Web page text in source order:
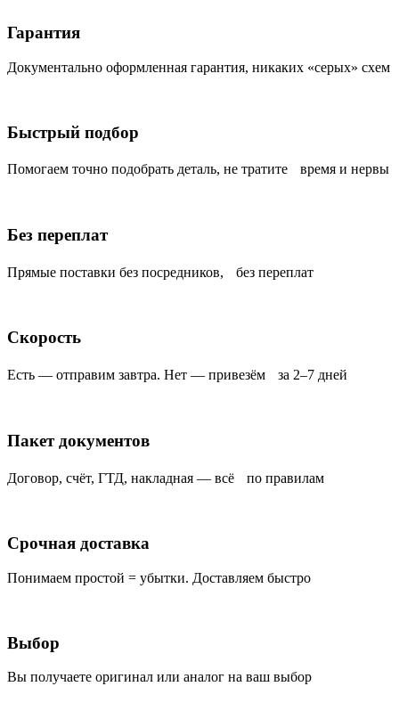
Гарантия
Документально оформленная гарантия, никаких «серых» схем
Быстрый подбор
Помогаем точно подобрать деталь, не тратите время и нервы
Без переплат
Прямые поставки без посредников, без переплат
Скорость
Есть — отправим завтра. Нет — привезём за 2–7 дней
Пакет документов
Договор, счёт, ГТД, накладная — всё по правилам
Срочная доставка
Понимаем простой = убытки. Доставляем быстро
Выбор
Вы получаете оригинал или аналог на ваш выбор